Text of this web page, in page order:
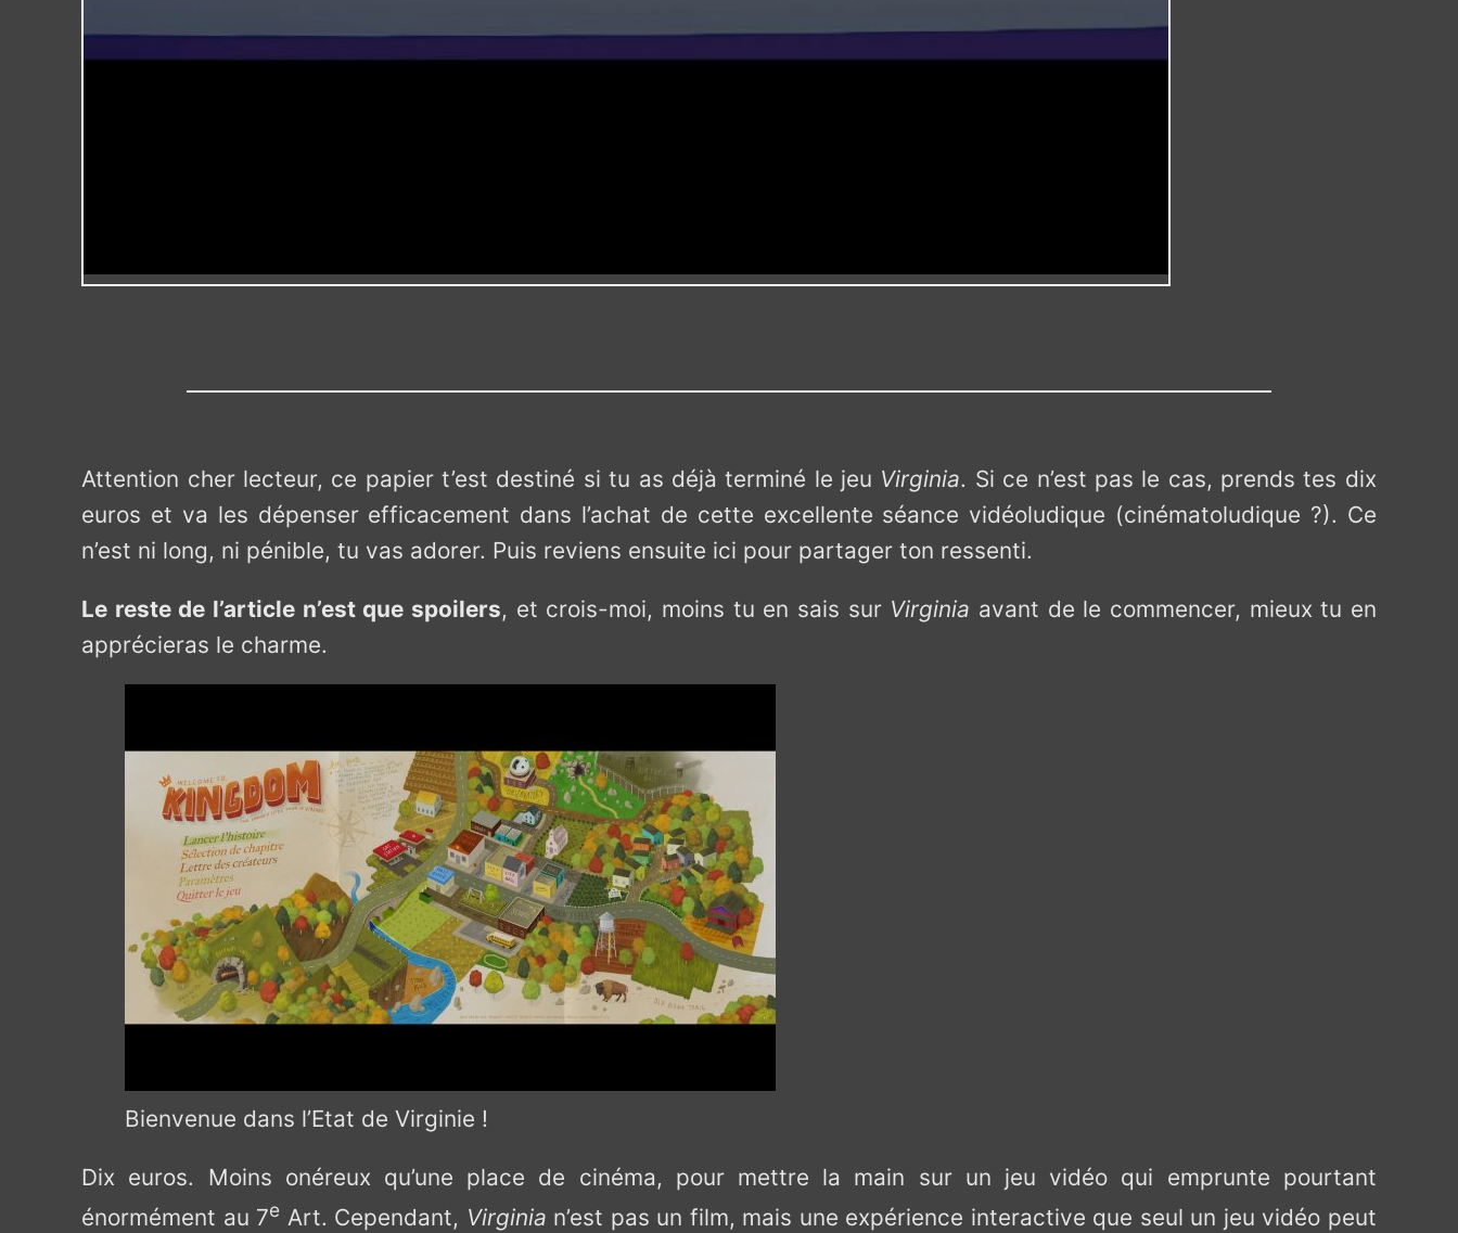
Attention cher lecteur, ce papier t’est destiné si tu as déjà terminé le jeu Virginia. Si ce n’est pas le cas, prends tes dix
euros et va les dépenser efficacement dans l’achat de cette excellente séance vidéoludique (cinématoludique ?). Ce
n’est ni long, ni pénible, tu vas adorer. Puis reviens ensuite ici pour partager ton ressenti.
Le reste de l’article n’est que spoilers, et crois-moi, moins tu en sais sur Virginia avant de le commencer, mieux tu en
apprécieras le charme.
Bienvenue dans l’Etat de Virginie !
Dix euros. Moins onéreux qu’une place de cinéma, pour mettre la main sur un jeu vidéo qui emprunte pourtant
énormément au 7e Art. Cependant, Virginia n’est pas un film, mais une expérience interactive que seul un jeu vidéo peut